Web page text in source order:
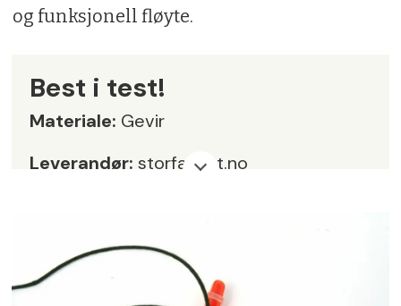
og funksjonell fløyte.
Best i test!
Materiale: Gevir
Leverandør: storfangst.no
Karakter:6